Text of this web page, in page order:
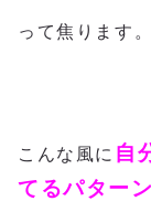
って焦ります。
こんな風に 自
てるパター